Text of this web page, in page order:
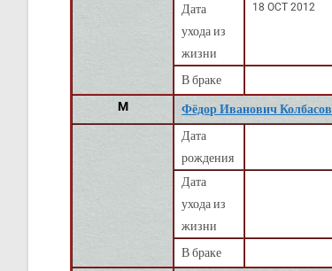
Дата
ухода из
жизни
18 OCT 2012
В браке
M
Фёдор Иванович Колбасов
Дата
рождения
Дата
ухода из
жизни
В браке